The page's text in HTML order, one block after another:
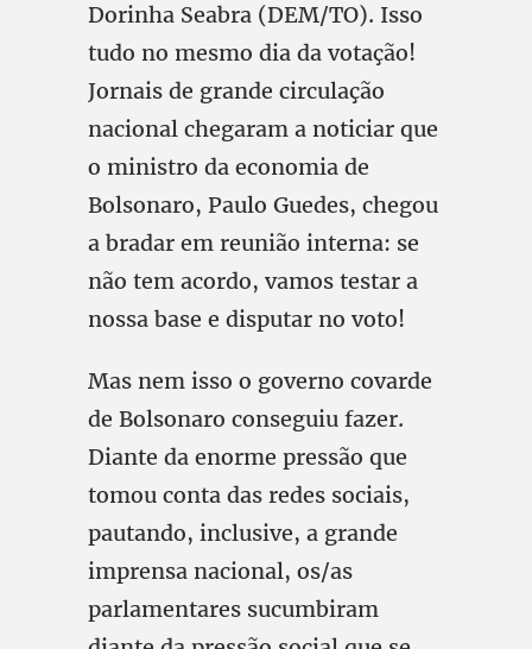
Dorinha Seabra (DEM/TO). Isso
tudo no mesmo dia da votação!
Jornais de grande circulação
nacional chegaram a noticiar que
o ministro da economia de
Bolsonaro, Paulo Guedes, chegou
a bradar em reunião interna: se
não tem acordo, vamos testar a
nossa base e disputar no voto!
Mas nem isso o governo covarde
de Bolsonaro conseguiu fazer.
Diante da enorme pressão que
tomou conta das redes sociais,
pautando, inclusive, a grande
imprensa nacional, os/as
parlamentares sucumbiram